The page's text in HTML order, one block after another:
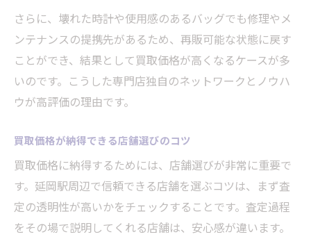
さらに、壊れた時計や使用感のあるバッグでも修理やメ
ンテナンスの提携先があるため、再販可能な状態に戻す
ことができ、結果として買取価格が高くなるケースが多
いのです。こうした専門店独自のネットワークとノウハ
ウが高評価の理由です。
買取価格が納得できる店舗選びのコツ
買取価格に納得するためには、店舗選びが非常に重要で
す。延岡駅周辺で信頼できる店舗を選ぶコツは、まず査
定の透明性が高いかをチェックすることです。査定過程
をその場で説明してくれる店舗は、安心感が違います。